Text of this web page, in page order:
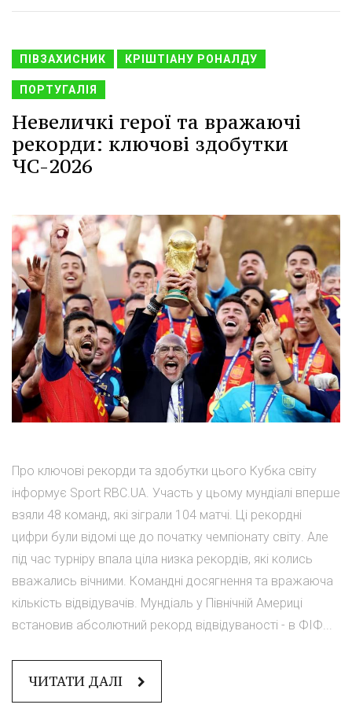
ПІВЗАХИСНИК КРІШТІАНУ РОНАЛДУ
ПОРТУГАЛІЯ
Невеличкі герої та вражаючі
рекорди: ключові здобутки
ЧС-2026
Про ключові рекорди та здобутки цього Кубка світу
інформує Sport RBC.UA. Участь у цьому мундіалі вперше
взяли 48 команд, які зіграли 104 матчі. Ці рекордні
цифри були відомі ще до початку чемпіонату світу. Але
під час турніру впала ціла низка рекордів, які колись
вважались вічними. Командні досягнення та вражаюча
кількість відвідувачів. Мундіаль у Північній Америці
встановив абсолютний рекорд відвідуваності - в ФІФ...
ЧИТАТИ ДАЛІ